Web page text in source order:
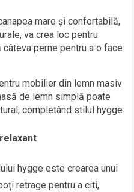
mare și confortabilă,
va crea loc pentru
perne pentru a o face
mobilier din lemn masiv
de lemn simplă poate
completând stilul hygge.
hygge este crearea unui
retrage pentru a citi,